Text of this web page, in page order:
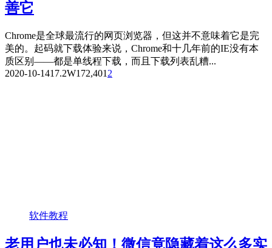
善它
Chrome是全球最流行的网页浏览器，但这并不意味着它是完
美的。起码就下载体验来说，Chrome和十几年前的IE没有本
质区别——都是单线程下载，而且下载列表乱糟...
2020-10-1417.2W172,401 2
软件教程
老用户也未必知！微信竟隐藏着这么多实